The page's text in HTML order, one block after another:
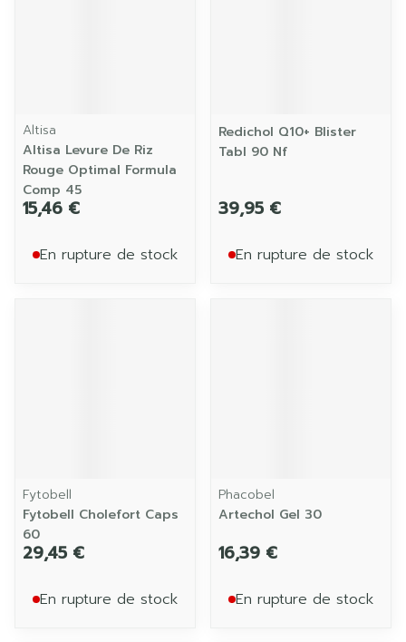
Altisa
Altisa Levure De Riz
Rouge Optimal Formula
Comp 45
15,46 €
En rupture de stock
Redichol Q10+ Blister
Tabl 90 Nf
39,95 €
En rupture de stock
Fytobell
Fytobell Cholefort Caps
60
29,45 €
En rupture de stock
Phacobel
Artechol Gel 30
16,39 €
En rupture de stock